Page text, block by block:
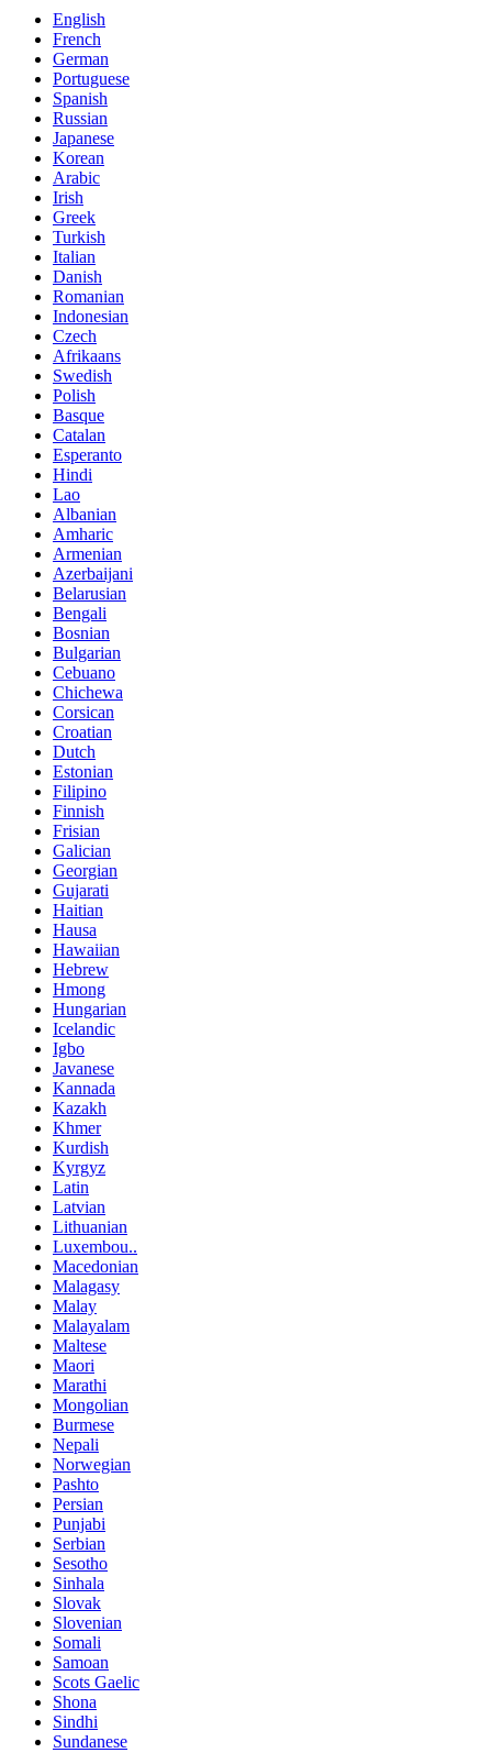
English
French
German
Portuguese
Spanish
Russian
Japanese
Korean
Arabic
Irish
Greek
Turkish
Italian
Danish
Romanian
Indonesian
Czech
Afrikaans
Swedish
Polish
Basque
Catalan
Esperanto
Hindi
Lao
Albanian
Amharic
Armenian
Azerbaijani
Belarusian
Bengali
Bosnian
Bulgarian
Cebuano
Chichewa
Corsican
Croatian
Dutch
Estonian
Filipino
Finnish
Frisian
Galician
Georgian
Gujarati
Haitian
Hausa
Hawaiian
Hebrew
Hmong
Hungarian
Icelandic
Igbo
Javanese
Kannada
Kazakh
Khmer
Kurdish
Kyrgyz
Latin
Latvian
Lithuanian
Luxembou..
Macedonian
Malagasy
Malay
Malayalam
Maltese
Maori
Marathi
Mongolian
Burmese
Nepali
Norwegian
Pashto
Persian
Punjabi
Serbian
Sesotho
Sinhala
Slovak
Slovenian
Somali
Samoan
Scots Gaelic
Shona
Sindhi
Sundanese